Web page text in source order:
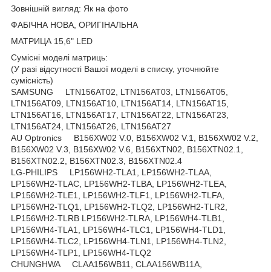
Зовнішній вигляд: Як на фото
ФАБІЧНА НОВА, ОРИГІНАЛЬНА
МАТРИЦА 15,6" LED
Сумісні моделі матриць:
(У разі відсутності Вашої моделі в списку, уточнюйте
сумісність)
SAMSUNG LTN156AT02, LTN156AT03, LTN156AT05,
LTN156AT09, LTN156AT10, LTN156AT14, LTN156AT15,
LTN156AT16, LTN156AT17, LTN156AT22, LTN156AT23,
LTN156AT24, LTN156AT26, LTN156AT27
AU Optronics B156XW02 V.0, B156XW02 V.1, B156XW02 V.2,
B156XW02 V.3, B156XW02 V.6, B156XTN02, B156XTN02.1,
B156XTN02.2, B156XTN02.3, B156XTN02.4
LG-PHILIPS LP156WH2-TLA1, LP156WH2-TLAA,
LP156WH2-TLAC, LP156WH2-TLBA, LP156WH2-TLEA,
LP156WH2-TLE1, LP156WH2-TLF1, LP156WH2-TLFA,
LP156WH2-TLQ1, LP156WH2-TLQ2, LP156WH2-TLR2,
LP156WH2-TLRB LP156WH2-TLRA, LP156WH4-TLB1,
LP156WH4-TLA1, LP156WH4-TLC1, LP156WH4-TLD1,
LP156WH4-TLC2, LP156WH4-TLN1, LP156WH4-TLN2,
LP156WH4-TLP1, LP156WH4-TLQ2
CHUNGHWA CLAA156WB11, CLAA156WB11A,